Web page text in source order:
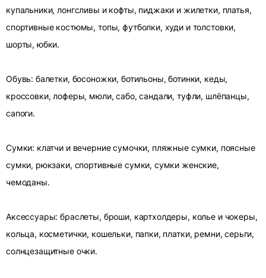
купальники, лонгсливы и кофты, пиджаки и жилетки, платья,
спортивные костюмы, топы, футболки, худи и толстовки,
шорты, юбки.
Обувь: балетки, босоножки, ботильоны, ботинки, кеды,
кроссовки, лоферы, мюли, сабо, сандали, туфли, шлёпанцы,
сапоги.
Сумки: клатчи и вечерние сумочки, пляжные сумки, поясные
сумки, рюкзаки, спортивные сумки, сумки женские,
чемоданы.
Аксессуары: браслеты, броши, картхолдеры, колье и чокеры,
кольца, косметички, кошельки, папки, платки, ремни, серьги,
солнцезащитные очки.